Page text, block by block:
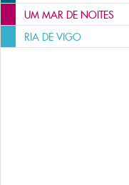
UM MAR DE NOITES
RIA DE VIGO